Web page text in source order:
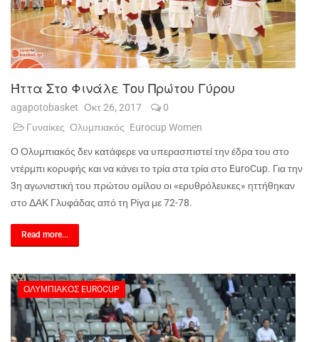
Ήττα Στο Φινάλε Του Πρώτου Γύρου
agapotobasket Οκτ 26, 2017
0
Γυναίκες Ολυμπιακός Eurocup Women
Ο Ολυμπιακός δεν κατάφερε να υπερασπιστεί την έδρα του στο
ντέρμπι κορυφής και να κάνει το τρία στα τρία στο EuroCup. Για την
3η αγωνιστική του πρώτου ομίλου οι «ερυθρόλευκες» ηττήθηκαν
στο ΔΑΚ Γλυφάδας από τη Ρίγα με 72-78.
Read more...
ΟΛΥΜΠΙΑΚΌΣ EUROCUP